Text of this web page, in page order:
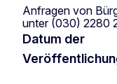
Anfragen von
unter (030) 2280
Datum der